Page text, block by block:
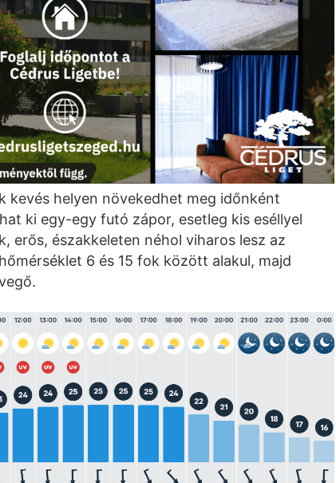
kevés helyen növekedhet meg időnként
ki egy-egy futó zápor, esetleg kis eséllyel
erős, északkeleten néhol viharos lesz az
6 és 15 fok között alakul, majd